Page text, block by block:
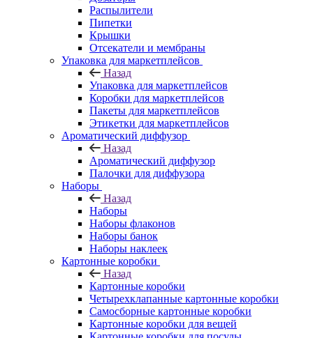
Распылители
Пипетки
Крышки
Отсекатели и мембраны
Упаковка для маркетплейсов
Назад
Упаковка для маркетплейсов
Коробки для маркетплейсов
Пакеты для маркетплейсов
Этикетки для маркетплейсов
Ароматический диффузор
Назад
Ароматический диффузор
Палочки для диффузора
Наборы
Назад
Наборы
Наборы флаконов
Наборы банок
Наборы наклеек
Картонные коробки
Назад
Картонные коробки
Четырехклапанные картонные коробки
Самосборные картонные коробки
Картонные коробки для вещей